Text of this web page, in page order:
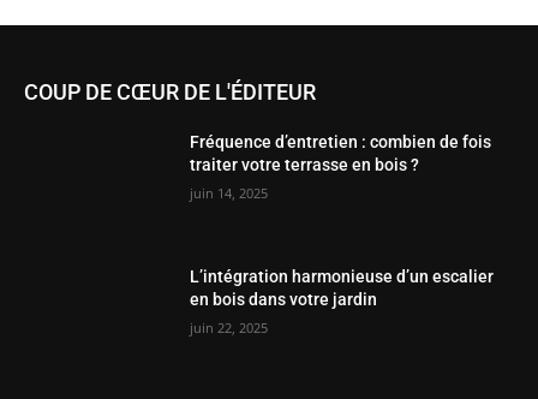
COUP DE CŒUR DE L'ÉDITEUR
Fréquence d’entretien : combien de fois
traiter votre terrasse en bois ?
juin 14, 2025
L’intégration harmonieuse d’un escalier
en bois dans votre jardin
juin 22, 2025